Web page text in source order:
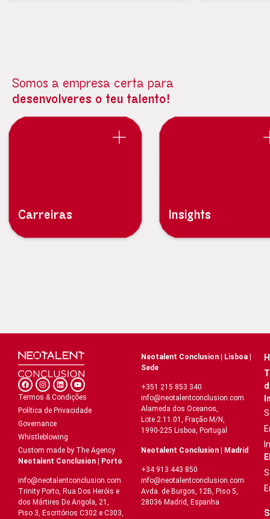
Somos a empresa certa para
desenvolveres o teu talento!
Carreiras Insights
Termos & Condições
Política de Privacidade
Governance
Whistleblowing
Custom made by The Agency
Neotalent Conclusion | Porto
info@neotalentconclusion.com
Trinity Porto, Rua Dos Heróis e
dos Mártires De Angola, 21,
Piso 3, Escritórios C302 e C303,
Neotalent Conclusion | Lisboa |
Sede
+351 215 853 340
info@neotalentconclusion.com
Alameda dos Oceanos,
Lote 2.11.01, Fração M/N,
1990-225 Lisboa, Portugal
Neotalent Conclusion | Madrid
+34 913 443 850
info@neotalentconclusion.com
Avda. de Burgos, 12B, Piso 5,
28036 Madrid, Espanha